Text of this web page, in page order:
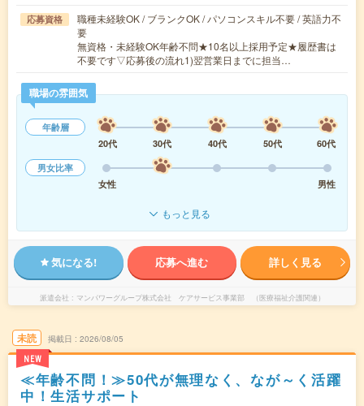
応募資格
職種未経験OK / ブランクOK / パソコンスキル不要 / 英語力不
要
無資格・未経験OK年齢不問★10名以上採用予定★履歴書は
不要です▽応募後の流れ1)翌営業日までに担当…
職場の雰囲気
年齢層
20代
30代 40代 50代
60代
男女比率
女性
男性
もっと見る
気になる! 応募へ進む 詳しく見る
派遣会社 マンパワーグループ株式会社 ケアサービス事業部 （医療福祉介護関連）
未読
NEW
掲載日 2026/08/05
≪年齢不問！≫50代が無理なく、なが～く活躍
中！生活サポート